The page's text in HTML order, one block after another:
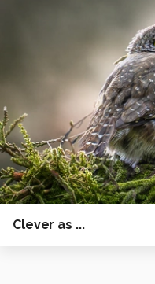
Clever as ...